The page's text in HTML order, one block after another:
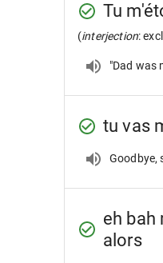
Tu
(interjection:
"Dad was
tu vas
Goodbye,
eh bah
alors